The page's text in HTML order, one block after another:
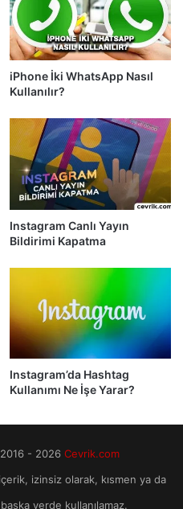
iPhone İki WhatsApp Nasıl
Kullanılır?
Instagram Canlı Yayın
Bildirimi Kapatma
Instagram’da Hashtag
Kullanımı Ne İşe Yarar?
2016 - 2026 Cevrik.com
izinsiz olarak, kısmen ya da
yerde kullanılamaz.